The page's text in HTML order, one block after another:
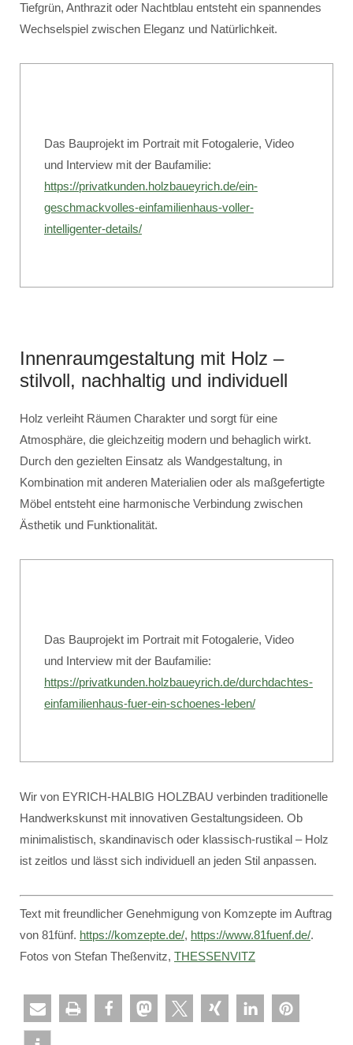
Tiefgrün, Anthrazit oder Nachtblau entsteht ein spannendes
Wechselspiel zwischen Eleganz und Natürlichkeit.
Das Bauprojekt im Portrait mit Fotogalerie, Video
und Interview mit der Baufamilie:
https://privatkunden.holzbaueyrich.de/ein-
geschmackvolles-einfamilienhaus-voller-
intelligenter-details/
Innenraumgestaltung mit Holz –
stilvoll, nachhaltig und individuell
Holz verleiht Räumen Charakter und sorgt für eine
Atmosphäre, die gleichzeitig modern und behaglich wirkt.
Durch den gezielten Einsatz als Wandgestaltung, in
Kombination mit anderen Materialien oder als maßgefertigte
Möbel entsteht eine harmonische Verbindung zwischen
Ästhetik und Funktionalität.
Das Bauprojekt im Portrait mit Fotogalerie, Video
und Interview mit der Baufamilie:
https://privatkunden.holzbaueyrich.de/durchdachtes-
einfamilienhaus-fuer-ein-schoenes-leben/
Wir von EYRICH-HALBIG HOLZBAU verbinden traditionelle
Handwerkskunst mit innovativen Gestaltungsideen. Ob
minimalistisch, skandinavisch oder klassisch-rustikal – Holz
ist zeitlos und lässt sich individuell an jeden Stil anpassen.
Text mit freundlicher Genehmigung von Komzepte im Auftrag
von 81fünf. https://komzepte.de/, https://www.81fuenf.de/.
Fotos von Stefan Theßenvitz, THESSENVITZ